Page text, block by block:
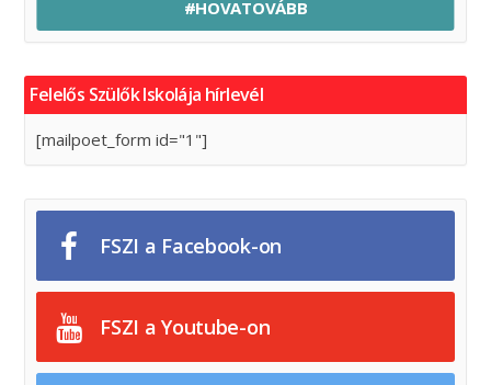
#HOVATOVÁBB
Felelős Szülők Iskolája hírlevél
[mailpoet_form id="1"]
FSZI a Facebook-on
FSZI a Youtube-on